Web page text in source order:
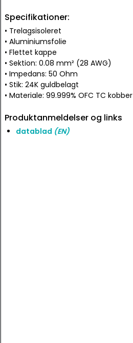
Specifikationer:
• Trelagsisoleret
• Aluminiumsfolie
• Flettet kappe
• Sektion: 0.08 mm² (28 AWG)
• Impedans: 50 Ohm
• Stik: 24K guldbelagt
• Materiale: 99.999% OFC TC kobber
Produktanmeldelser og links
datablad (EN)